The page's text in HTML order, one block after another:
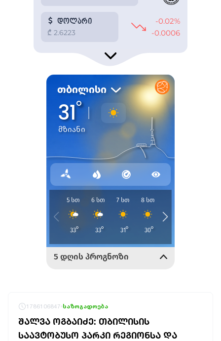
1786106847 საზოგადოება
ᲨᲐᲚᲕᲐ ᲝᲒᲑᲐᲘᲫᲔ: ᲗᲑᲘᲚᲘᲡᲘᲡ
ᲡᲐᲐᲕᲢᲝᲑᲣᲡᲝ ᲞᲐᲠᲙᲘ ᲠᲔᲒᲘᲝᲜᲡᲐ ᲓᲐ